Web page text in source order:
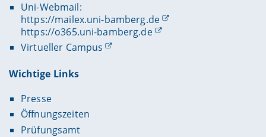
Uni-Webmail:
https://mailex.uni-bamberg.de
https://o365.uni-bamberg.de
Virtueller Campus
Wichtige Links
Presse
Öffnungszeiten
Prüfungsamt